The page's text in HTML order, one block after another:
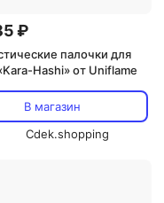
₽
палочки для
Hashi» от Uniflame
В магазин
Cdek.shopping